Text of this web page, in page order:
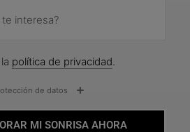
política de privacidad.
de datos
MI SONRISA AHORA